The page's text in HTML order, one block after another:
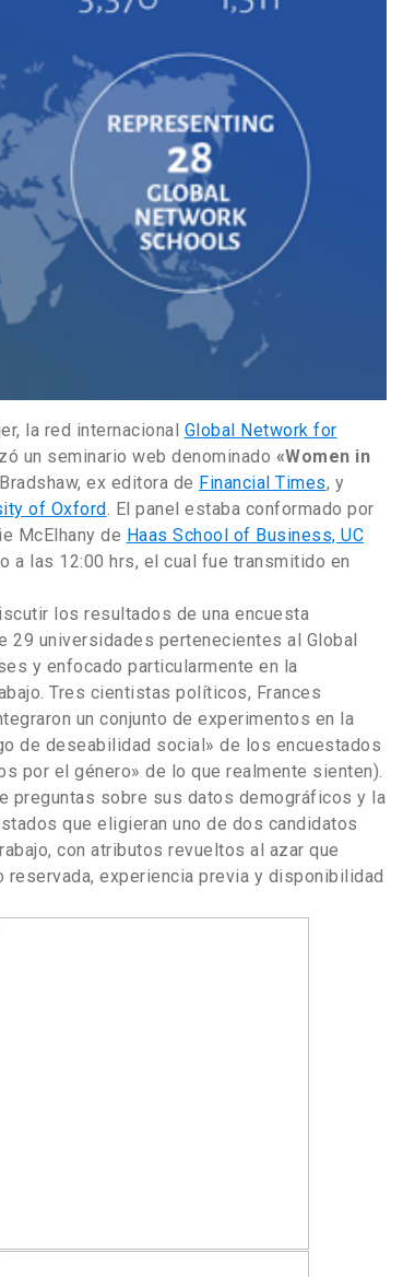
la red internacional Global Network for
un seminario web denominado «Women in
ex editora de Financial Times, y
of Oxford . El panel estaba conformado por
McElhany de Haas School of Business, UC
a las 12:00 hrs, el cual fue transmitido en
los resultados de una encuesta
29 universidades pertenecientes al Global
y enfocado particularmente en la
Tres cientistas políticos, Frances
un conjunto de experimentos en la
de deseabilidad social» de los encuestados
por el género» de lo que realmente sienten).
preguntas sobre sus datos demográficos y la
que eligieran uno de dos candidatos
con atributos revueltos al azar que
experiencia previa y disponibilidad